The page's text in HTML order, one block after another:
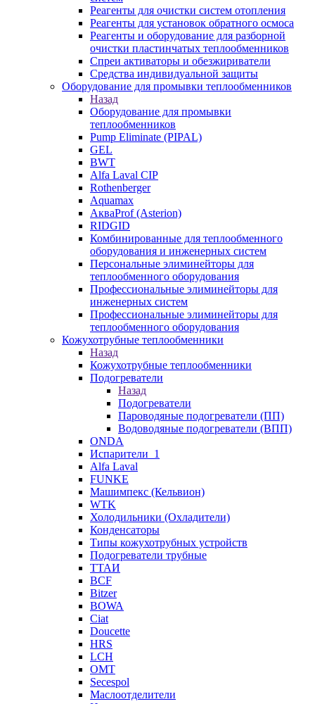
Реагенты для очистки систем отопления
Реагенты для установок обратного осмоса
Реагенты и оборудование для разборной
очистки пластинчатых теплообменников
Спреи активаторы и обезжириватели
Средства индивидуальной защиты
Оборудование для промывки теплообменников
Назад
Оборудование для промывки
теплообменников
Pump Eliminate (PIPAL)
GEL
BWT
Alfa Laval CIP
Rothenberger
Aquamax
АкваProf (Asterion)
RIDGID
Комбинированные для теплообменного
оборудования и инженерных систем
Персональные элиминейторы для
теплообменного оборудования
Профессиональные элиминейторы для
инженерных систем
Профессиональные элиминейторы для
теплообменного оборудования
Кожухотрубные теплообменники
Назад
Кожухотрубные теплообменники
Подогреватели
Назад
Подогреватели
Пароводяные подогреватели (ПП)
Водоводяные подогреватели (ВПП)
ONDA
Испарители_1
Alfa Laval
FUNKE
Машимпекс (Кельвион)
WTK
Холодильники (Охладители)
Конденсаторы
Типы кожухотрубных устройств
Подогреватели трубные
ТТАИ
BCF
Bitzer
BOWA
Ciat
Doucette
HRS
LCH
OMT
Secespol
Маслоотделители